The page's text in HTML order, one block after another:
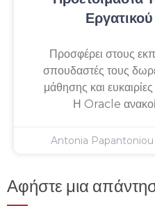
Προσφέρει στους
σπουδαστές τους
μάθησης και
Η Oracle
Antonia Papantoniou
Αφήστε μια